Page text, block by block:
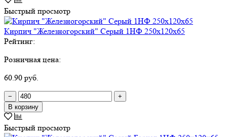
Быстрый просмотр
Кирпич "Железногорский" Серый 1НФ 250х120х65
Рейтинг:
Розничная цена:
60.90 руб.
−
+
В корзину
Быстрый просмотр